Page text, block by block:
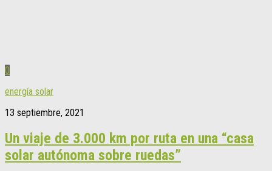
0
energía solar
13 septiembre, 2021
Un viaje de 3.000 km por ruta en una “casa
solar autónoma sobre ruedas”